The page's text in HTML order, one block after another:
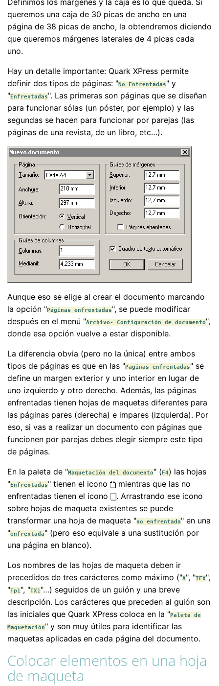
Definimos los márgenes y la caja es lo que queda. Si
queremos una caja de 30 picas de ancho en una
página de 38 picas de ancho, la obtendremos diciendo
que queremos márgenes laterales de 4 picas cada
uno.
Hay un detalle importante: Quark XPress permite
definir dos tipos de páginas: "No Enfrentadas" y
"Enfrentadas". Las primeras son páginas que se diseñan
para funcionar sólas (un póster, por ejemplo) y las
segundas se hacen para funcionar por parejas (las
páginas de una revista, de un libro, etc…).
Aunque eso se elige al crear el documento marcando
la opción "Páginas enfrentadas", se puede modificar
después en el menú "Archivo- Configuración de documento",
donde esa opción vuelve a estar disponible.
La diferencia obvia (pero no la única) entre ambos
tipos de páginas es que en las "Paginas enfrentadas" se
define un margen exterior y uno interior en lugar de
uno izquierdo y otro derecho. Además, las páginas
enfrentadas tienen hojas de maquetas diferentes para
las páginas pares (derecha) e impares (izquierda). Por
eso, si vas a realizar un documento con páginas que
funcionen por parejas debes elegir siempre este tipo
de páginas.
En la paleta de "Maquetación del documento" (F4) las hojas
"Enfrentadas" tienen el icono
mientras que las no
enfrentadas tienen el icono
. Arrastrando ese icono
sobre hojas de maqueta existentes se puede
transformar una hoja de maqueta "no enfrentada" en una
"enfrentada" (pero eso equivale a una sustitución por
una página en blanco).
Los nombres de las hojas de maqueta deben ir
precedidos de tres carácteres como máximo ("A", "TEX",
"Tp1", "TX1"…) seguidos de un guión y una breve
descripción. Los carácteres que preceden al guión son
las iniciales que Quark XPress coloca en la "Paleta de
Maquetación" y son muy útiles para identificar las
maquetas aplicadas en cada página del documento.
Colocar elementos en una hoja
de maqueta